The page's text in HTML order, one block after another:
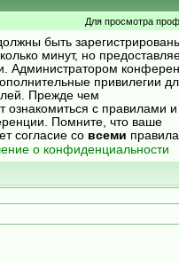
Для просмотра
быть
минут, но
Администратором
привилегии
Прежде чем
ознакомиться с правилами и
Помните, что ваше
согласие со всеми
о конфиденциальности